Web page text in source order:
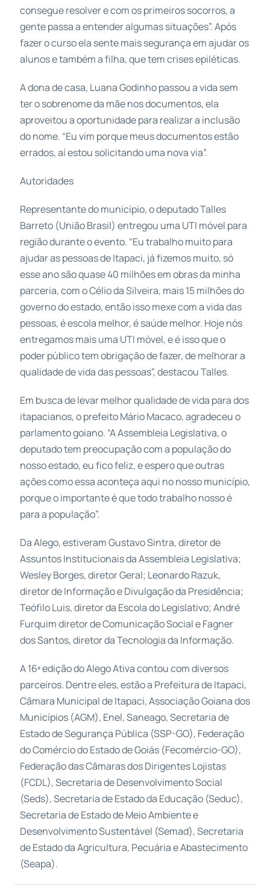
consegue resolver e com os primeiros socorros, a
gente passa a entender algumas situações”. Após
fazer o curso ela sente mais segurança em ajudar os
alunos e também a filha, que tem crises epiléticas.
A dona de casa, Luana Godinho passou a vida sem
ter o sobrenome da mãe nos documentos, ela
aproveitou a oportunidade para realizar a inclusão
do nome. “Eu vim porque meus documentos estão
errados, aí estou solicitando uma nova via”.
Autoridades
Representante do município, o deputado Talles
Barreto (União Brasil) entregou uma UTI móvel para
região durante o evento. “Eu trabalho muito para
ajudar as pessoas de Itapaci, já fizemos muito, só
esse ano são quase 40 milhões em obras da minha
parceria, com o Célio da Silveira, mais 15 milhões do
governo do estado, então isso mexe com a vida das
pessoas, é escola melhor, é saúde melhor. Hoje nós
entregamos mais uma UTI móvel, e é isso que o
poder público tem obrigação de fazer, de melhorar a
qualidade de vida das pessoas”, destacou Talles.
Em busca de levar melhor qualidade de vida para dos
itapacianos, o prefeito Mário Macaco, agradeceu o
parlamento goiano. “A Assembleia Legislativa, o
deputado tem preocupação com a população do
nosso estado, eu fico feliz, e espero que outras
ações como essa aconteça aqui no nosso município,
porque o importante é que todo trabalho nosso é
para a população”.
Da Alego, estiveram Gustavo Sintra, diretor de
Assuntos Institucionais da Assembleia Legislativa;
Wesley Borges, diretor Geral; Leonardo Razuk,
diretor de Informação e Divulgação da Presidência;
Teófilo Luis, diretor da Escola do Legislativo; André
Furquim diretor de Comunicação Social e Fagner
dos Santos, diretor da Tecnologia da Informação.
A 16ª edição do Alego Ativa contou com diversos
parceiros. Dentre eles, estão a Prefeitura de Itapaci,
Câmara Municipal de Itapaci, Associação Goiana dos
Municípios (AGM), Enel, Saneago, Secretaria de
Estado de Segurança Pública (SSP-GO), Federação
do Comércio do Estado de Goiás (Fecomércio-GO),
Federação das Câmaras dos Dirigentes Lojistas
(FCDL), Secretaria de Desenvolvimento Social
(Seds), Secretaria de Estado da Educação (Seduc),
Secretaria de Estado de Meio Ambiente e
Desenvolvimento Sustentável (Semad), Secretaria
de Estado da Agricultura, Pecuária e Abastecimento
(Seapa).